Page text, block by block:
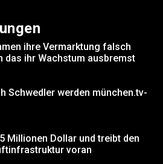
ihre Vermarktung falsch
das ihr Wachstum ausbremst
Schwedler werden münchen.tv-
Millionen Dollar und treibt den
voran